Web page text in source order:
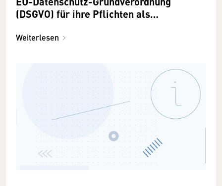
(DSGVO) für ihre Pflichten als
Weiterlesen